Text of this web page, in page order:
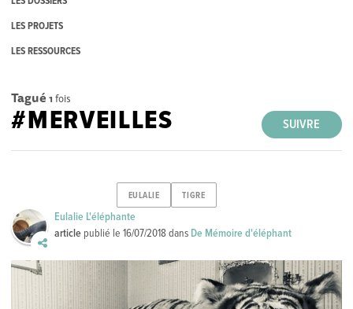
LES PROJETS
LES RESSOURCES
Tagué 1 fois
SUIVRE
#MERVEILLES
EULALIE TIGRE
Eulalie L'éléphante
article publié le16/07/2018 dans De Mémoire d'éléphant